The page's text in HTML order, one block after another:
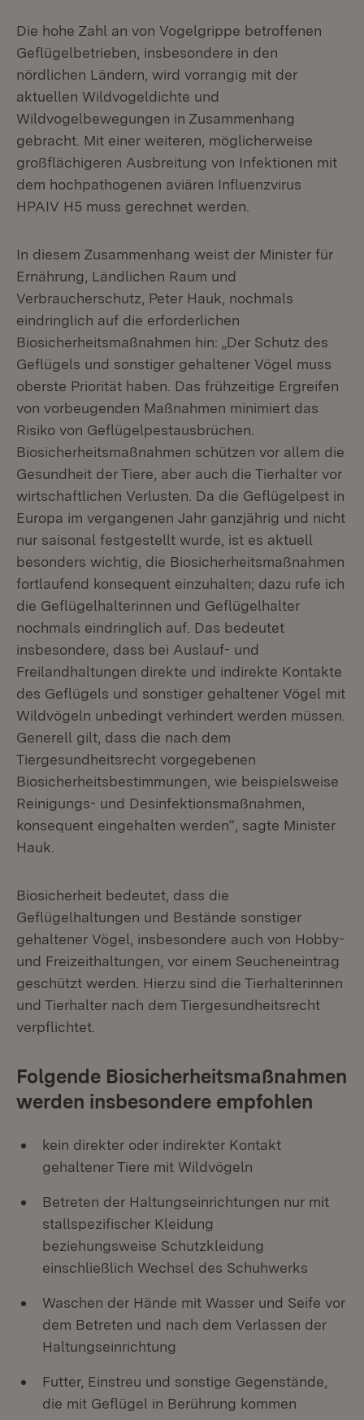
Die hohe Zahl an von Vogelgrippe betroffenen
Geflügelbetrieben, insbesondere in den
nördlichen Ländern, wird vorrangig mit der
aktuellen Wildvogeldichte und
Wildvogelbewegungen in Zusammenhang
gebracht. Mit einer weiteren, möglicherweise
großflächigeren Ausbreitung von Infektionen mit
dem hochpathogenen aviären Influenzvirus
HPAIV H5 muss gerechnet werden.
In diesem Zusammenhang weist der Minister für
Ernährung, Ländlichen Raum und
Verbraucherschutz, Peter Hauk, nochmals
eindringlich auf die erforderlichen
Biosicherheitsmaßnahmen hin: „Der Schutz des
Geflügels und sonstiger gehaltener Vögel muss
oberste Priorität haben. Das frühzeitige Ergreifen
von vorbeugenden Maßnahmen minimiert das
Risiko von Geflügelpestausbrüchen.
Biosicherheitsmaßnahmen schützen vor allem die
Gesundheit der Tiere, aber auch die Tierhalter vor
wirtschaftlichen Verlusten. Da die Geflügelpest in
Europa im vergangenen Jahr ganzjährig und nicht
nur saisonal festgestellt wurde, ist es aktuell
besonders wichtig, die Biosicherheitsmaßnahmen
fortlaufend konsequent einzuhalten; dazu rufe ich
die Geflügelhalterinnen und Geflügelhalter
nochmals eindringlich auf. Das bedeutet
insbesondere, dass bei Auslauf- und
Freilandhaltungen direkte und indirekte Kontakte
des Geflügels und sonstiger gehaltener Vögel mit
Wildvögeln unbedingt verhindert werden müssen.
Generell gilt, dass die nach dem
Tiergesundheitsrecht vorgegebenen
Biosicherheitsbestimmungen, wie beispielsweise
Reinigungs- und Desinfektionsmaßnahmen,
konsequent eingehalten werden“, sagte Minister
Hauk.
Biosicherheit bedeutet, dass die
Geflügelhaltungen und Bestände sonstiger
gehaltener Vögel, insbesondere auch von Hobby-
und Freizeithaltungen, vor einem Seucheneintrag
geschützt werden. Hierzu sind die Tierhalterinnen
und Tierhalter nach dem Tiergesundheitsrecht
verpflichtet.
Folgende Biosicherheitsmaßnahmen
werden insbesondere empfohlen
kein direkter oder indirekter Kontakt
gehaltener Tiere mit Wildvögeln
Betreten der Haltungseinrichtungen nur mit
stallspezifischer Kleidung
beziehungsweise Schutzkleidung
einschließlich Wechsel des Schuhwerks
Waschen der Hände mit Wasser und Seife vor
dem Betreten und nach dem Verlassen der
Haltungseinrichtung
Futter, Einstreu und sonstige Gegenstände,
die mit Geflügel in Berührung kommen